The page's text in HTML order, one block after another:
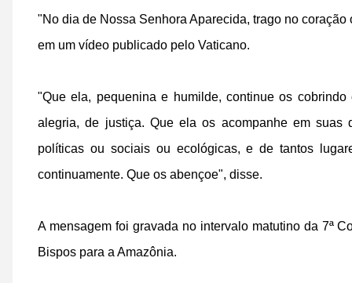
"No dia de Nossa Senhora Aparecida, trago no
em um vídeo publicado pelo Vaticano.
"Que ela, pequenina e humilde, continue os
alegria, de justiça. Que ela os acompanhe em suas
políticas ou sociais ou ecológicas, e de tantos
continuamente. Que os abençoe", disse.
A mensagem foi gravada no intervalo matutino da 7ª
Bispos para a Amazônia.